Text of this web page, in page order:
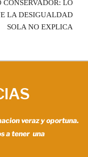
CONSERVADOR: LO
LA DESIGUALDAD
SOLA NO EXPLICA
veraz y oportuna.
a tener una